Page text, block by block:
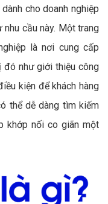
dành cho doanh nghiệp
cầu này. Một trang
là nơi cung cấp
đó như giới thiệu công
kiện để khách hàng
thể dễ dàng tìm kiếm
khớp nối co giãn một